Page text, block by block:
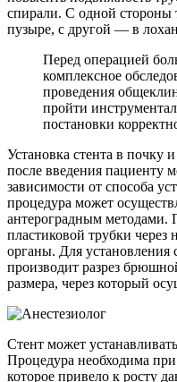
спирали. С одной стороны
пузыре, с другой — в
Перед операцией
комплексное
проведения
пройти
постановки
Установка стента в почку
после введения пациенту
зависимости от способа
процедура может
антероградным методами.
пластиковой трубки
органы. Для установления
производит разрез
размера, через который
Стент может
Процедура необходима
которое привело к росту